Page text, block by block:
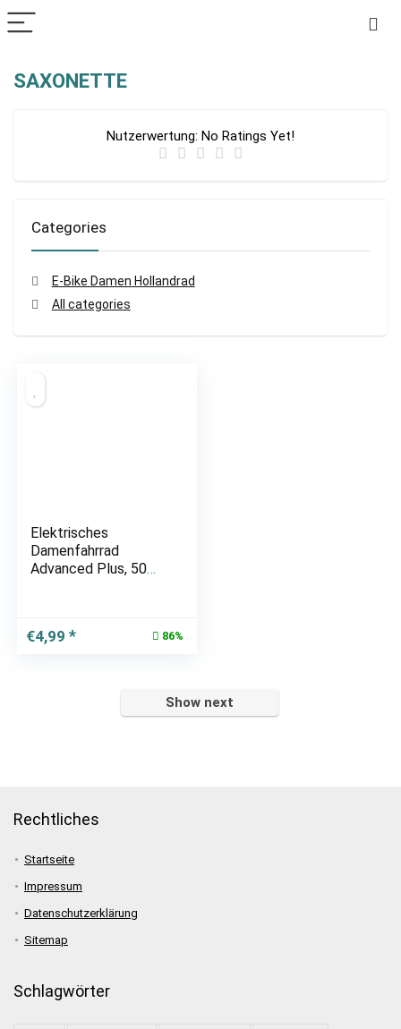
SAXONETTE
Nutzerwertung: No Ratings Yet!
Categories
E-Bike Damen Hollandrad
All categories
Elektrisches
Damenfahrrad
Advanced Plus, 50
Ursprünglicher
€4,99
Aktueller
86%
Show next
Rechtliches
Startseite
Impressum
Datenschutzerklärung
Sitemap
Schlagwörter